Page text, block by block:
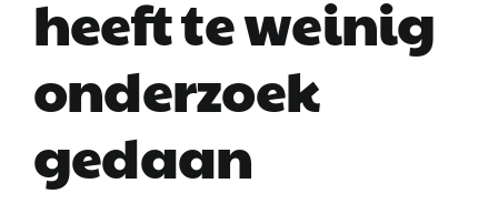
Klachtenregeling
heeft te weinig
onderzoek
gedaan